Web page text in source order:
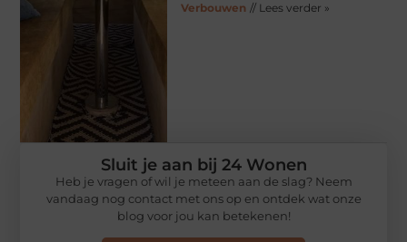
Verbouwen // Lees verder »
Sluit je aan bij 24 Wonen
Heb je vragen of wil je meteen aan de slag? Neem
vandaag nog contact met ons op en ontdek wat onze
blog voor jou kan betekenen!